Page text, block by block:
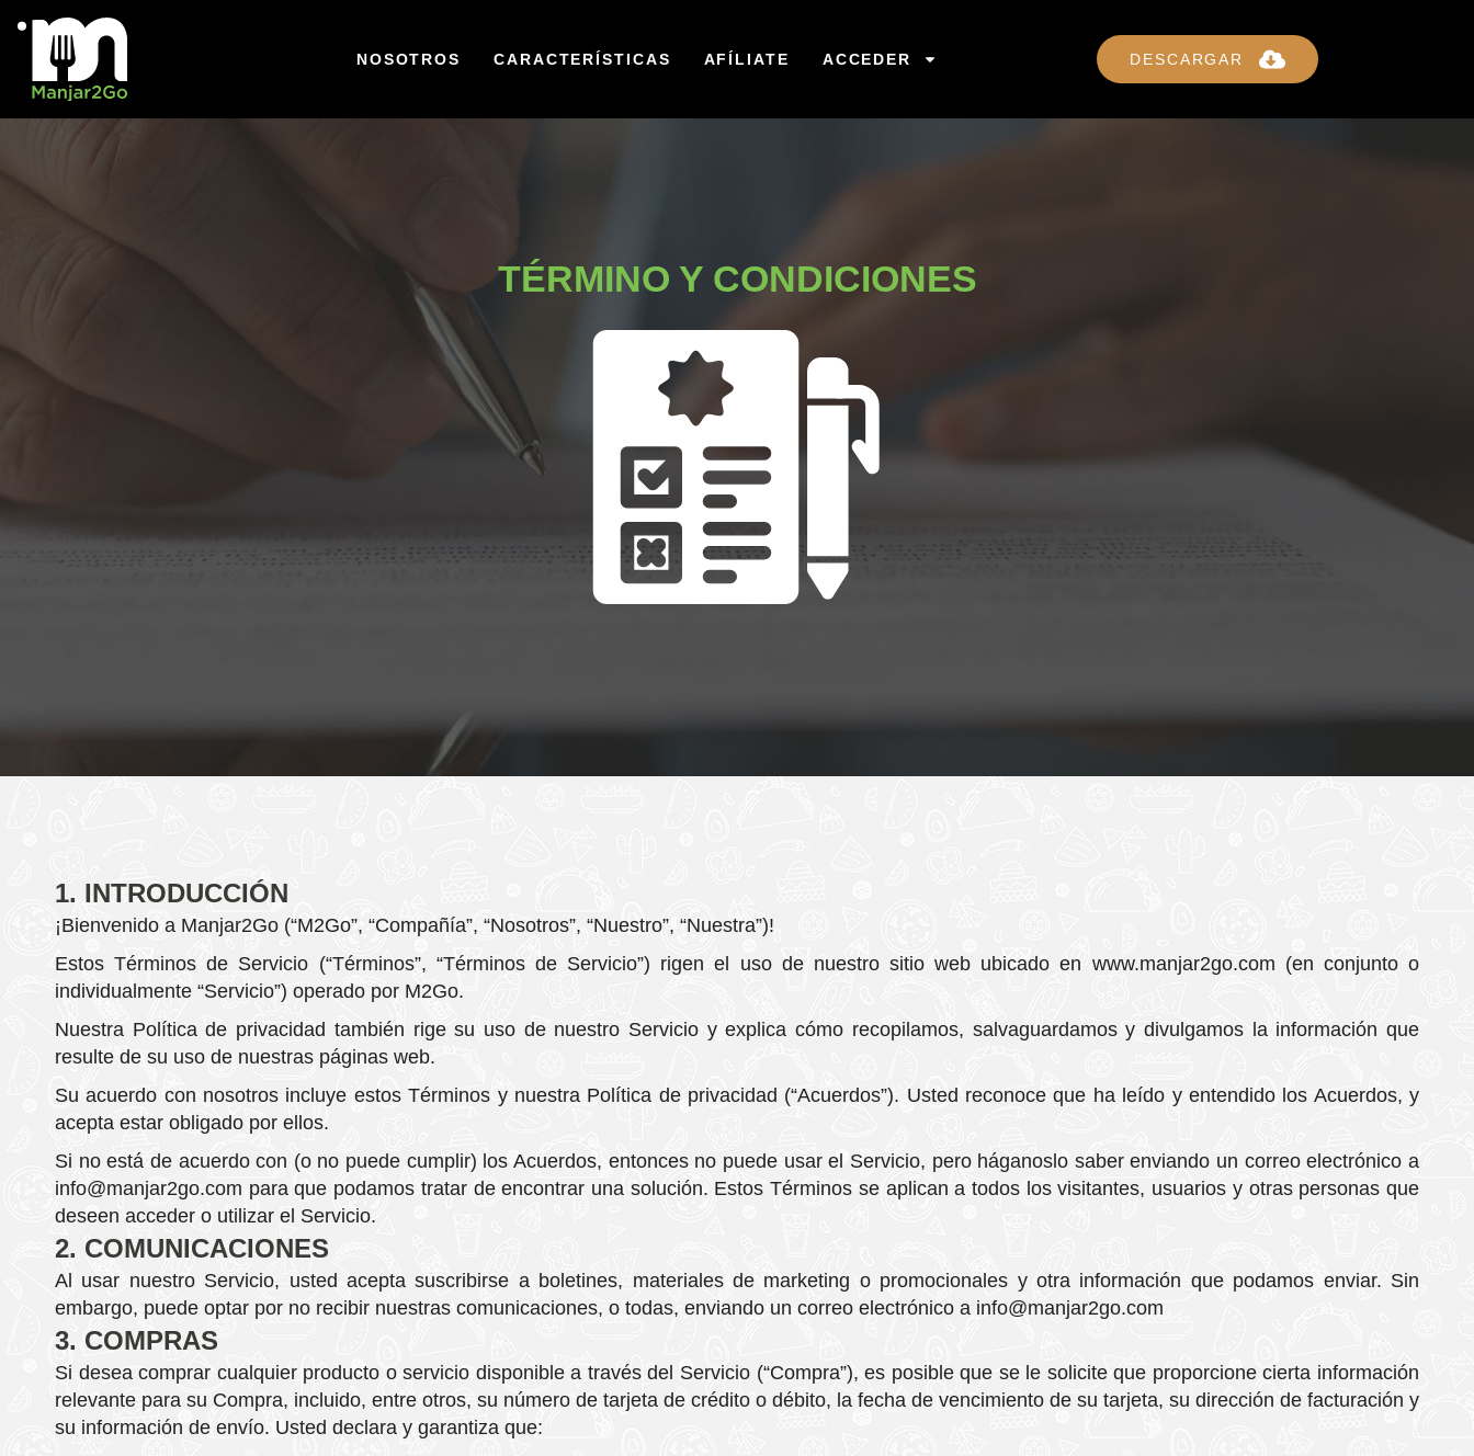
NOSOTROS CARACTERÍSTICAS AFÍLIATE ACCEDER DESCARGAR
TÉRMINO Y CONDICIONES
1. INTRODUCCIÓN
¡Bienvenido a Manjar2Go (“M2Go”, “Compañía”, “Nosotros”, “Nuestro”, “Nuestra”)!
Estos Términos de Servicio (“Términos”, “Términos de Servicio”) rigen el uso de nuestro sitio web ubicado en www.manjar2go.com (en conjunto o
individualmente “Servicio”) operado por M2Go.
Nuestra Política de privacidad también rige su uso de nuestro Servicio y explica cómo recopilamos, salvaguardamos y divulgamos la información que
resulte de su uso de nuestras páginas web.
Su acuerdo con nosotros incluye estos Términos y nuestra Política de privacidad (“Acuerdos”). Usted reconoce que ha leído y entendido los Acuerdos, y
acepta estar obligado por ellos.
Si no está de acuerdo con (o no puede cumplir) los Acuerdos, entonces no puede usar el Servicio, pero háganoslo saber enviando un correo electrónico a
info@manjar2go.com para que podamos tratar de encontrar una solución. Estos Términos se aplican a todos los visitantes, usuarios y otras personas que
deseen acceder o utilizar el Servicio.
2. COMUNICACIONES
Al usar nuestro Servicio, usted acepta suscribirse a boletines, materiales de marketing o promocionales y otra información que podamos enviar. Sin
embargo, puede optar por no recibir nuestras comunicaciones, o todas, enviando un correo electrónico a info@manjar2go.com
3. COMPRAS
Si desea comprar cualquier producto o servicio disponible a través del Servicio (“Compra”), es posible que se le solicite que proporcione cierta información
relevante para su Compra, incluido, entre otros, su número de tarjeta de crédito o débito, la fecha de vencimiento de su tarjeta, su dirección de facturación y
su información de envío. Usted declara y garantiza que: